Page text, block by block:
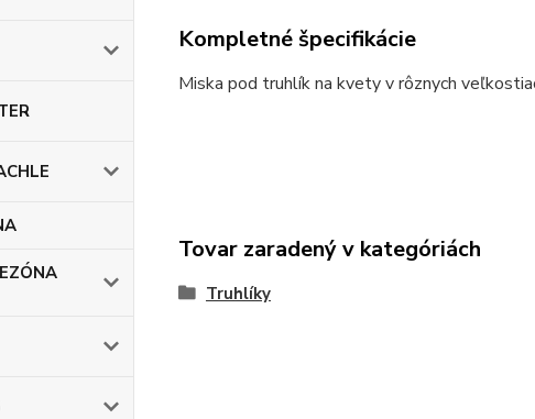
Kompletné špecifikácie
Miska pod truhlík na kvety v rôznych
Tovar zaradený v kategóriách
Truhlíky